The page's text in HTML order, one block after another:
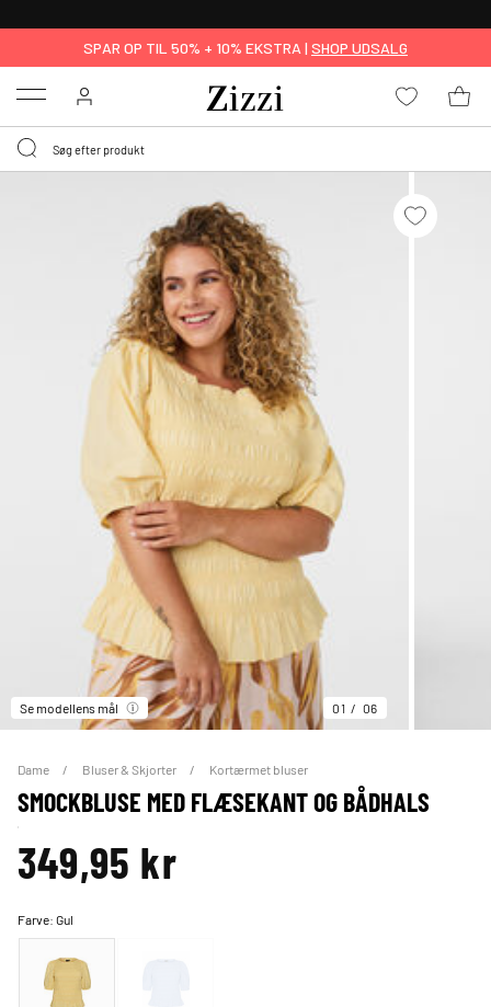
SPAR OP TIL 50% + 10% EKSTRA | SHOP UDSALG
Menu
Se modellens mål 01 06
Dame Bluser & Skjorter Kortærmet bluser
SMOCKBLUSE MED FLÆSEKANT OG BÅDHALS
349,95 kr
Farve:Gul